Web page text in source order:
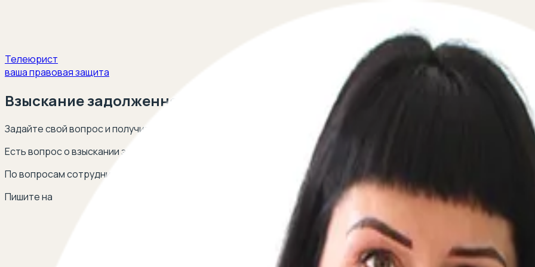
Телеюрист
ваша правовая защита
Взыскание задолженности по кредитному договору
Задайте свой вопрос и получите ответ опытных юристов в сфере гражданского права в течение 5 минут!
Есть вопрос о взыскании задолженности по кредитному договору? Оставьте свой телефон, перезвоним
По вопросам сотрудничества
Пишите на